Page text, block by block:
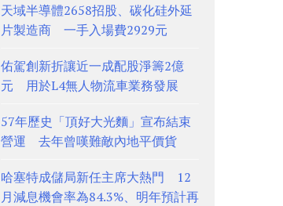
天域半導體2658招股、碳化硅外延
片製造商 一手入場費2929元
佑駕創新折讓近一成配股淨籌2億
元 用於L4無人物流車業務發展
57年歷史「頂好大光麵」宣布結束
營運 去年曾嘆難敵內地平價貨
哈塞特成儲局新任主席大熱門 12
月減息機會率為84.3%、明年預計再